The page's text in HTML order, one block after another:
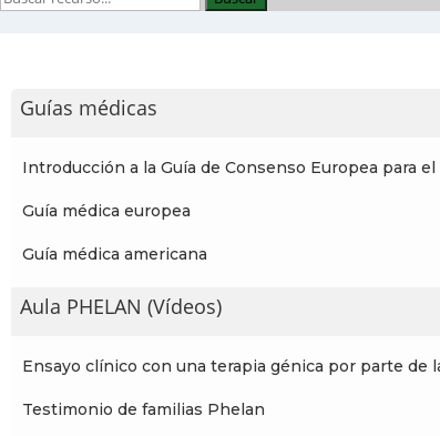
Guías médicas
Introducción a la Guía de Consenso Europea para
Guía médica europea
Guía médica americana
Aula PHELAN (Vídeos)
Ensayo clínico con una terapia génica por parte de
Testimonio de familias Phelan